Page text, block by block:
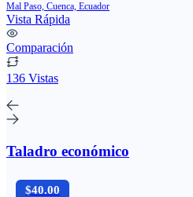
Mal Paso, Cuenca, Ecuador
Vista Rápida
Comparación
136 Vistas
Taladro económico
$40.00